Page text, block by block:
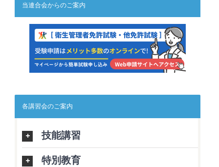
当連合会からのご案内
各講習会のご案内
技能講習
特別教育